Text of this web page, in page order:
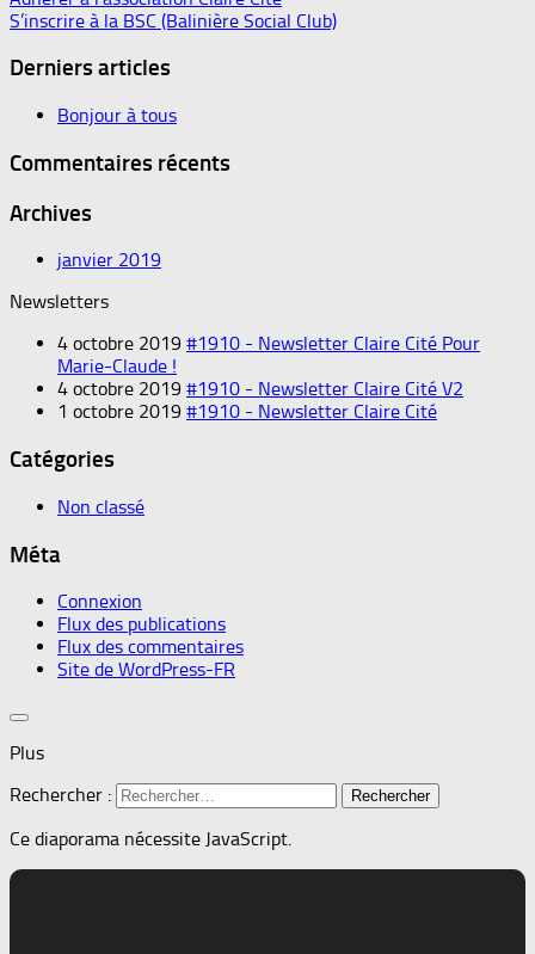
S’inscrire à la BSC (Balinière Social Club)
Derniers articles
Bonjour à tous
Commentaires récents
Archives
janvier 2019
Newsletters
4 octobre 2019 #1910 - Newsletter Claire Cité Pour
Marie-Claude !
4 octobre 2019 #1910 - Newsletter Claire Cité V2
1 octobre 2019 #1910 - Newsletter Claire Cité
Catégories
Non classé
Méta
Connexion
Flux des publications
Flux des commentaires
Site de WordPress-FR
Plus
Rechercher :
Ce diaporama nécessite JavaScript.